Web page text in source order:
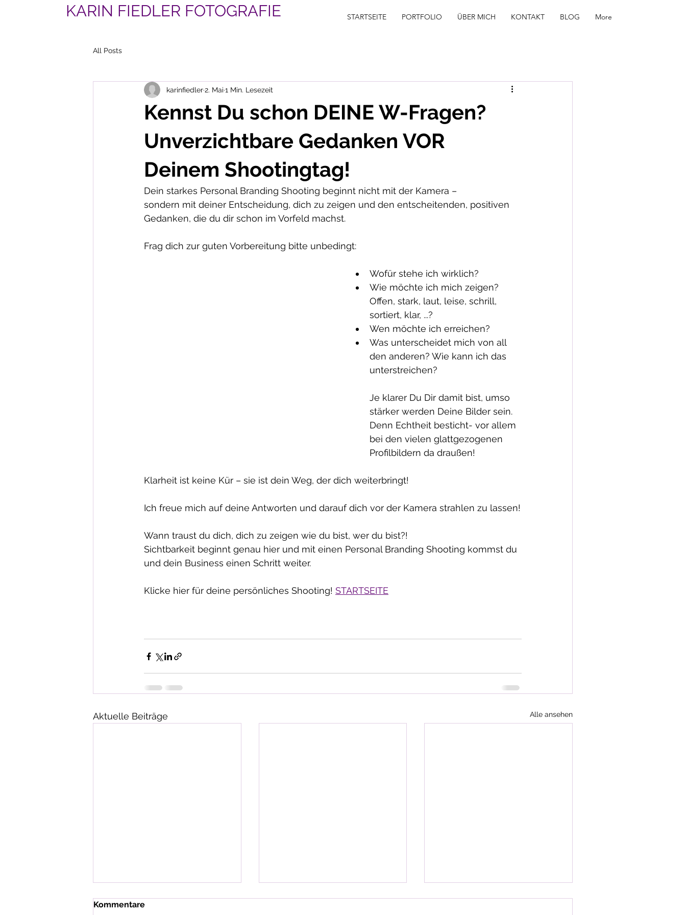
KARIN FIEDLER FOTOGRAFIE STARTSEITE PORTFOLIO ÜBER MICH KONTAKT BLOG More
All Posts
Kennst Du schon DEINE W-Fragen?
Unverzichtbare Gedanken VOR
Deinem Shootingtag!
karinfiedler2. Mai 1 Min. Lesezeit
Dein starkes Personal Branding Shooting beginnt nicht mit der Kamera –
sondern mit deiner Entscheidung, dich zu zeigen und den entscheitenden, positiven
Gedanken, die du dir schon im Vorfeld machst.
Frag dich zur guten Vorbereitung bitte unbedingt:
Wofür stehe ich wirklich?
Wie möchte ich mich zeigen?
Offen, stark, laut, leise, schrill,
sortiert, klar, ...?
Wen möchte ich erreichen?
Was unterscheidet mich von all
den anderen? Wie kann ich das
unterstreichen?
Je klarer Du Dir damit bist, umso
stärker werden Deine Bilder sein.
Denn Echtheit besticht- vor allem
bei den vielen glattgezogenen
Profilbildern da draußen!
Klarheit ist keine Kür – sie ist dein Weg, der dich weiterbringt!
Ich freue mich auf deine Antworten und darauf dich vor der Kamera strahlen zu lassen!
Wann traust du dich, dich zu zeigen wie du bist, wer du bist?!
Sichtbarkeit beginnt genau hier und mit einen Personal Branding Shooting kommst du
und dein Business einen Schritt weiter.
Klicke hier für deine persönliches Shooting! STARTSEITE
Aktuelle Beiträge Alle ansehen
Kommentare